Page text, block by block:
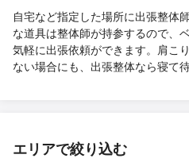
自宅など指定した場所に出張整体
な道具は整体師が持参するので、
気軽に出張依頼ができます。肩こ
ない場合にも、出張整体なら寝て
エリアで絞り込む